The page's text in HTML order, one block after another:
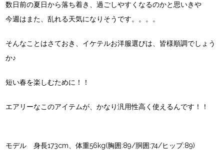
数日前の夏日から落ち着き、過ごしやすくなるのかと思いきや
今週はまた、乱れる天気になりそうです。。。。
そんなことはさておき、イケテルお洋服選びは、皆様順調でしょう
か♪
短い春を楽しむために！！
エアリーなこのアイテムが、かなり汎用性高く使えるんです！！
モデル 身長173cm、体重56kg(胸囲:89/胴囲:74/ヒップ:89)